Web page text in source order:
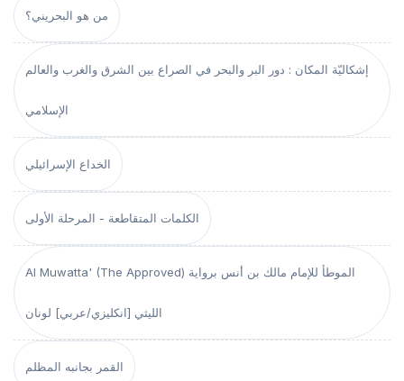
من هو البحريني؟
إشكاليّة المكان : دور البر والبحر في الصراع بين الشرق والغرب والعالم
الإسلامي
الخداع الإسرائيلي
الكلمات المتقاطعة - المرحلة الأولى
Al Muwatta' (The Approved) الموطأ للإمام مالك بن أنس برواية
الليثي [انكليزي/عربي] لونان
القمر بجانبه المظلم